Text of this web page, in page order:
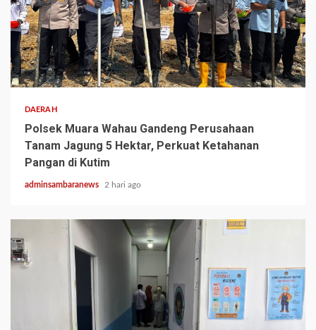
2 min read
DAERAH
Polsek Muara Wahau Gandeng Perusahaan
Tanam Jagung 5 Hektar, Perkuat Ketahanan
Pangan di Kutim
adminsambaranews 2 hari ago